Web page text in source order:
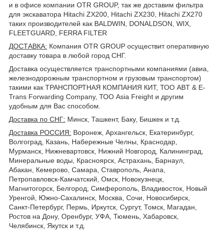
и в офисе компании OTR GROUP, так же доставим фильтра
для экскаватора Hitachi ZX200, Hitachi ZX230, Hitachi ZX270
таких производителей как BALDWIN, DONALDSON, WIX,
FLEETGUARD, FERRA FILTER
ДОСТАВКА: Компания OTR GROUP осуществит оперативную
доставку товара в любой город СНГ.
Доставка осуществляется транспортными компаниями (авиа,
железнодорожным транспортном и грузовым транспортом)
такими как ТРАНСПОРТНАЯ КОМПАНИЯ КИТ, ТОО ABT & E-
Trans Forwarding Company, ТОО Asia Freight и другим
удобным для Вас способом.
Доставка по СНГ: Минск, Ташкент, Баку, Бишкек и т.д.
Доставка РОССИЯ: Воронеж, Архангельск, Екатеринбург,
Волгоград, Казань, Набережные Челны, Краснодар,
Мурманск, Нижневартовск, Нижний Новгород, Калининград,
Минеральные воды, Красноярск, Астрахань, Барнаул,
Абакан, Кемерово, Самара, Ставрополь, Анапа,
Петропавловск-Камчатский, Омск, Новокузнецк,
Магнитогорск, Белгород, Симферополь, Владивосток, Новый
Уренгой, Южно-Сахалинск, Москва, Сочи, Новосибирск,
Санкт-Петербург, Пермь, Иркутск, Сургут, Томск, Магадан,
Ростов на Дону, Оренбург, УФА, Тюмень, Хабаровск,
Челябинск, Якутск и т.д.